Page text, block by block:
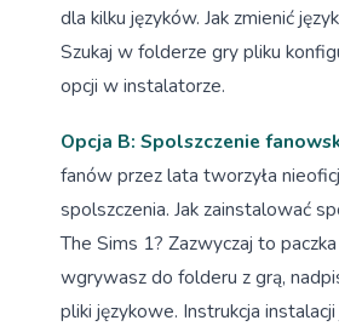
dla kilku języków. Jak zmienić
Szukaj w folderze gry pliku
opcji w instalatorze.
Opcja B: Spolszczenie
fanów przez lata tworzyła
spolszczenia. Jak zainstalować
The Sims 1? Zazwyczaj to
wgrywasz do folderu z grą,
pliki językowe. Instrukcja